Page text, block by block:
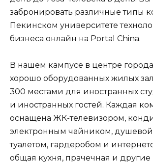
забронировать различные типы
Пекинском университете
бизнеса онлайн на Portal China.
В нашем кампусе в центре города
хорошо оборудованных жилых
300 местами для иностранных
и иностранных гостей. Каждая
оснащена ЖК-телевизором,
электронным чайником,
туалетом, гардеробом и
общая кухня, прачечная и